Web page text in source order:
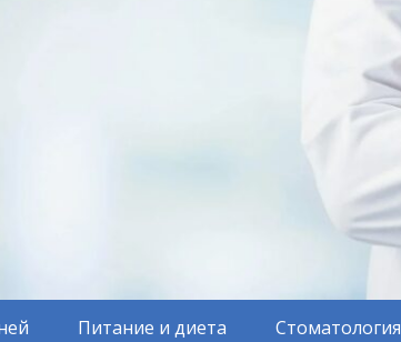
Питание и диета Стоматология